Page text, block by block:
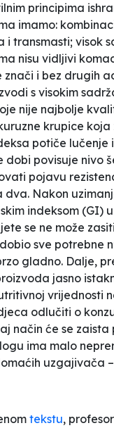
principima
imamo:
i transmasti; visok
nisu vidljivi
znači i bez drugih
s visokim
nije najbolje
krupice koja
potiče lučenje
dobi povisuje nivo
pojavu
Nakon
indeksom (GI)
se ne može
sve potrebne
gladno. Dalje,
jasno
vrijednosti
odlučiti o
način će se zaista
ima malo
uzgajivača
tekstu,